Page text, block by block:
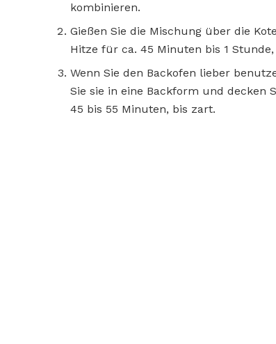
kombinieren.
Gießen Sie die Mischung über die
Hitze für ca. 45 Minuten bis 1
Wenn Sie den Backofen lieber
Sie sie in eine Backform und decken
45 bis 55 Minuten, bis zart.